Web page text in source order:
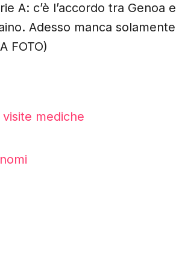
A: c’è l’accordo tra Genoa e
Adesso manca solamente
FOTO)
mediche